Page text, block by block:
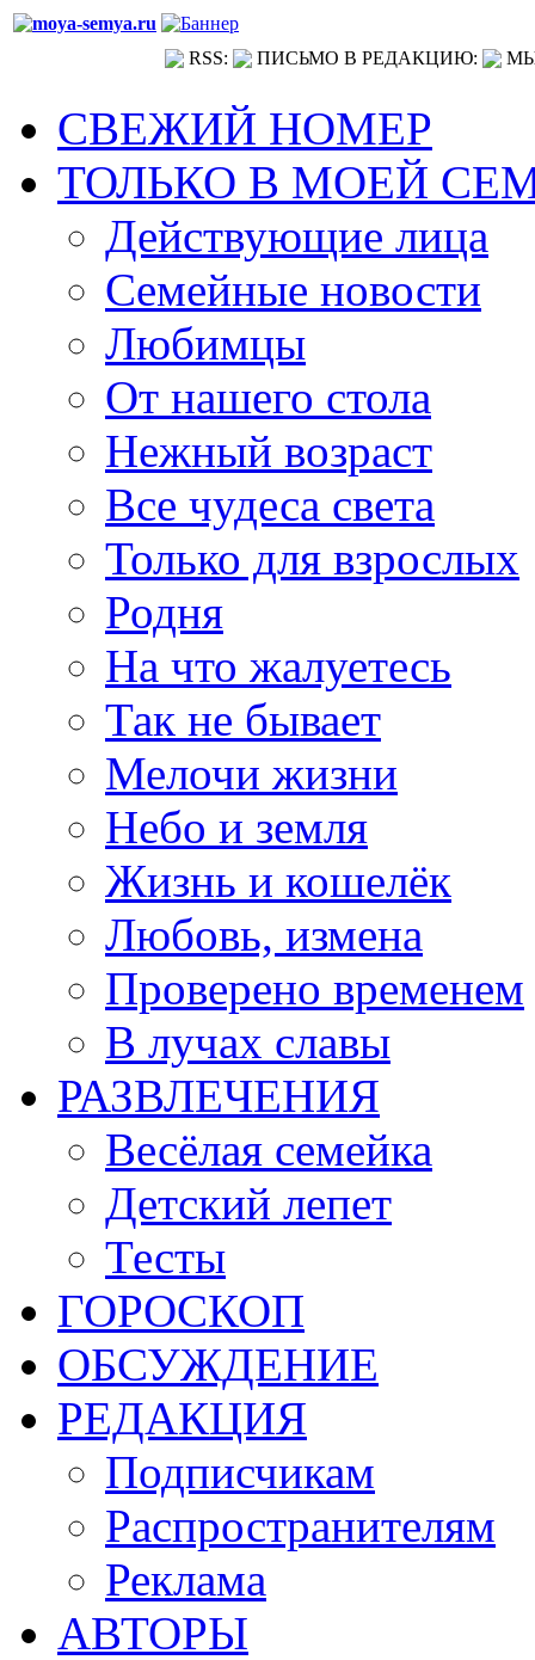
RSS: ПИСЬМО В РЕДАКЦИЮ:
СВЕЖИЙ НОМЕР
ТОЛЬКО В МОЕЙ
Действующие лица
Семейные новости
Любимцы
От нашего стола
Нежный возраст
Все чудеса света
Только для взрослых
Родня
На что жалуетесь
Так не бывает
Мелочи жизни
Небо и земля
Жизнь и кошелёк
Любовь, измена
Проверено временем
В лучах славы
РАЗВЛЕЧЕНИЯ
Весёлая семейка
Детский лепет
Тесты
ГОРОСКОП
ОБСУЖДЕНИЕ
РЕДАКЦИЯ
Подписчикам
Распространителям
Реклама
АВТОРЫ